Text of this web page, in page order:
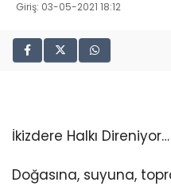
Giriş: 03-05-2021 18:12
İkizdere Halkı Direniyor…
Doğasına, suyuna,